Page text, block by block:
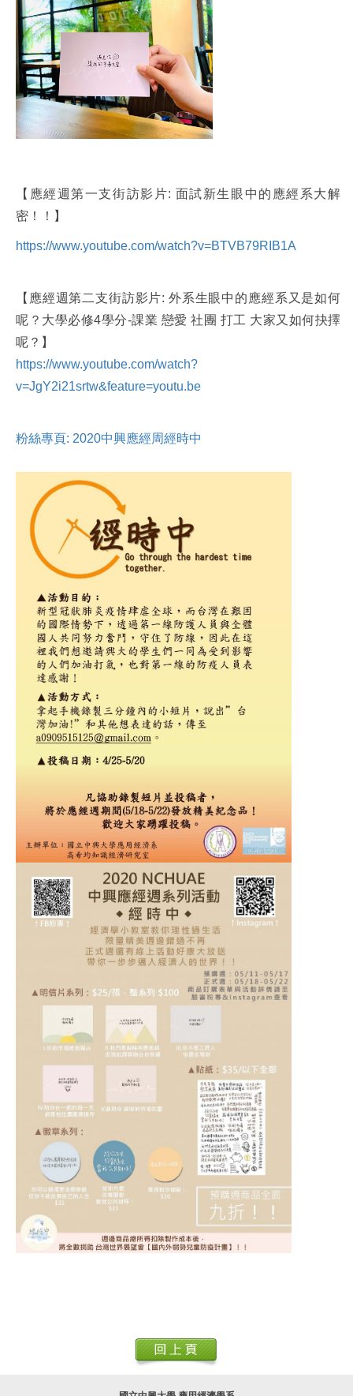
【應經週第一支街訪影片: 面試新生眼中的應經系大解
密！！】
https://www.youtube.com/watch?v=BTVB79RIB1A
【應經週第二支街訪影片: 外系生眼中的應經系又是如何
呢？大學必修4學分-課業 戀愛 社團 打工 大家又如何抉擇
呢？】
https://www.youtube.com/watch?
v=JgY2i21srtw&feature=youtu.be
粉絲專頁: 2020中興應經周經時中